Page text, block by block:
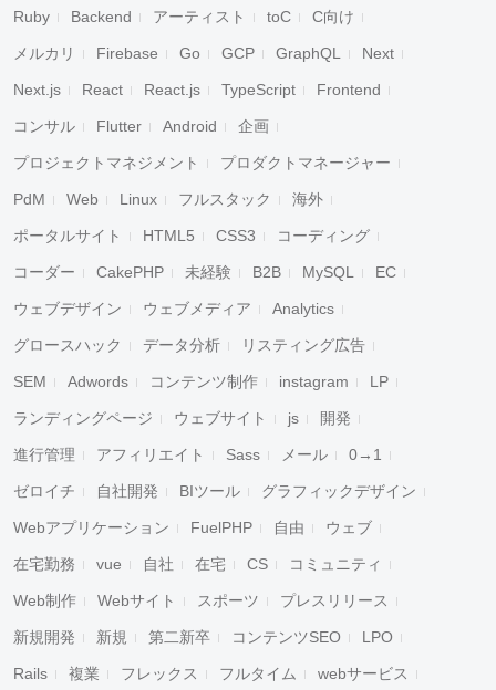
Ruby Backend アーティスト toC C向け
メルカリ Firebase Go GCP GraphQL Next
Next.js React React.js TypeScript Frontend
コンサル Flutter Android 企画
プロジェクトマネジメント プロダクトマネージャー
PdM Web Linux フルスタック 海外
ポータルサイト HTML5 CSS3 コーディング
コーダー CakePHP 未経験 B2B MySQL EC
ウェブデザイン ウェブメディア Analytics
グロースハック データ分析 リスティング広告
SEM Adwords コンテンツ制作 instagram LP
ランディングページ ウェブサイト js 開発
進行管理 アフィリエイト Sass メール 0→1
ゼロイチ 自社開発 BIツール グラフィックデザイン
Webアプリケーション FuelPHP 自由 ウェブ
在宅勤務 vue 自社 在宅 CS コミュニティ
Web制作 Webサイト スポーツ プレスリリース
新規開発 新規 第二新卒 コンテンツSEO LPO
Rails 複業 フレックス フルタイム webサービス